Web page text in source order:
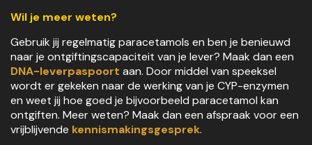
Wil je meer weten?
Gebruik jij regelmatig paracetamols en ben je benieuwd
naar je ontgiftingscapaciteit van je lever? Maak dan een
DNA-leverpaspoort aan. Door middel van speeksel
wordt er gekeken naar de werking van je CYP-enzymen
en weet jij hoe goed je bijvoorbeeld paracetamol kan
ontgiften. Meer weten? Maak dan een afspraak voor een
vrijblijvende kennismakingsgesprek.